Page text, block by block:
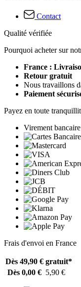
Contact
Qualité vérifiée
Pourquoi acheter sur
France :
Retour gratuit
Nous travaillons
Paiement
Payez en toute
Virement bancaire
Frais d'envoi en France
Dès 49,90 € gratuit*
Dès 0,00 € 5,90 €